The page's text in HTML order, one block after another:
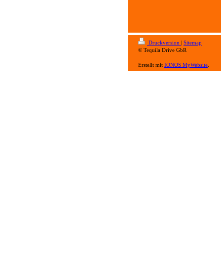
Druckversion | Sitemap
© Tequila Drive GbR
Erstellt mit IONOS MyWebsite